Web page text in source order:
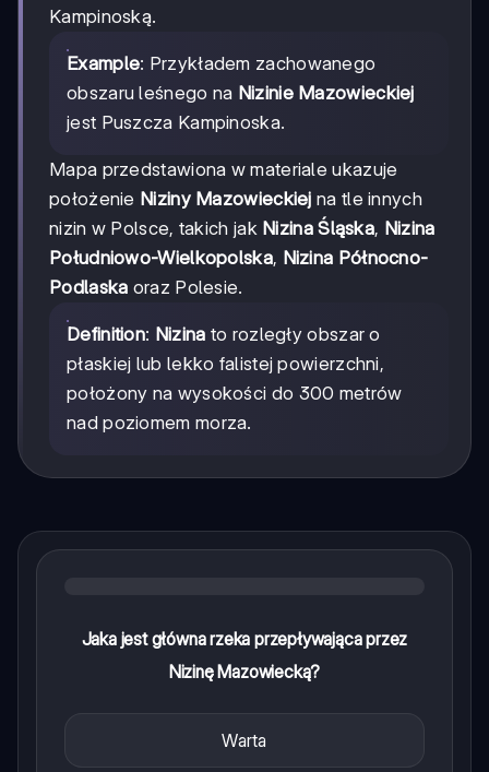
Kampinoską.
Example: Przykładem zachowanego
obszaru leśnego na Nizinie Mazowieckiej
jest Puszcza Kampinoska.
Mapa przedstawiona w materiale ukazuje
położenie Niziny Mazowieckiej na tle innych
nizin w Polsce, takich jak Nizina Śląska, Nizina
Południowo-Wielkopolska, Nizina Północno-
Podlaska oraz Polesie.
Definition: Nizina to rozległy obszar o
płaskiej lub lekko falistej powierzchni,
położony na wysokości do 300 metrów
nad poziomem morza.
Jaka jest główna rzeka przepływająca przez
Nizinę Mazowiecką?
Warta